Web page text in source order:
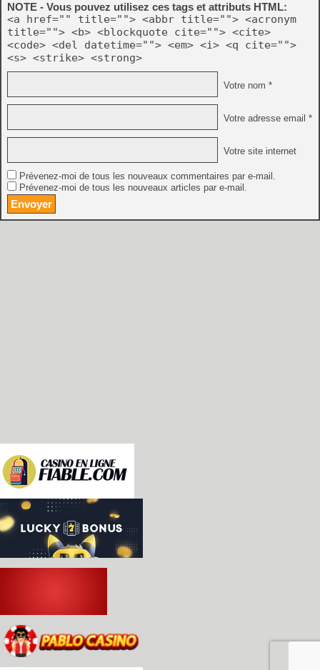
NOTE - Vous pouvez utilisez ces tags et attributs HTML:
<a href="" title=""> <abbr title=""> <acronym
title=""> <b> <blockquote cite=""> <cite>
<code> <del datetime=""> <em> <i> <q cite="">
<s> <strike> <strong>
Votre nom *
Votre adresse email *
Votre site internet
Prévenez-moi de tous les nouveaux commentaires par e-mail.
Prévenez-moi de tous les nouveaux articles par e-mail.